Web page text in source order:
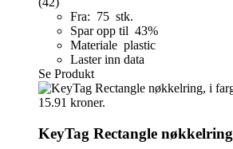
Fra: 75 stk.
Spar opp til 43%
Materiale plastic
Laster inn data
Se Produkt
KeyTag Rectangle nøkkelring